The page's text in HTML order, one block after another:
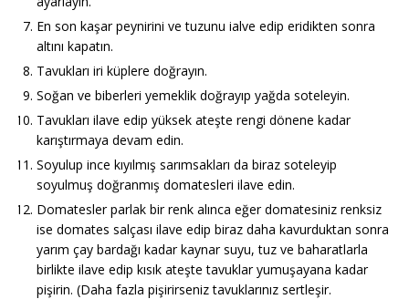
En son kaşar peynirini ve tuzunu ialve edip eridikten sonra
altını kapatın.
Tavukları iri küplere doğrayın.
Soğan ve biberleri yemeklik doğrayıp yağda soteleyin.
Tavukları ilave edip yüksek ateşte rengi dönene kadar
karıştırmaya devam edin.
Soyulup ince kıyılmış sarımsakları da biraz soteleyip
soyulmuş doğranmış domatesleri ilave edin.
Domatesler parlak bir renk alınca eğer domatesiniz renksiz
ise domates salçası ilave edip biraz daha kavurduktan sonra
yarım çay bardağı kadar kaynar suyu, tuz ve baharatlarla
birlikte ilave edip kısık ateşte tavuklar yumuşayana kadar
pişirin. (Daha fazla pişirirseniz tavuklarınız sertleşir.